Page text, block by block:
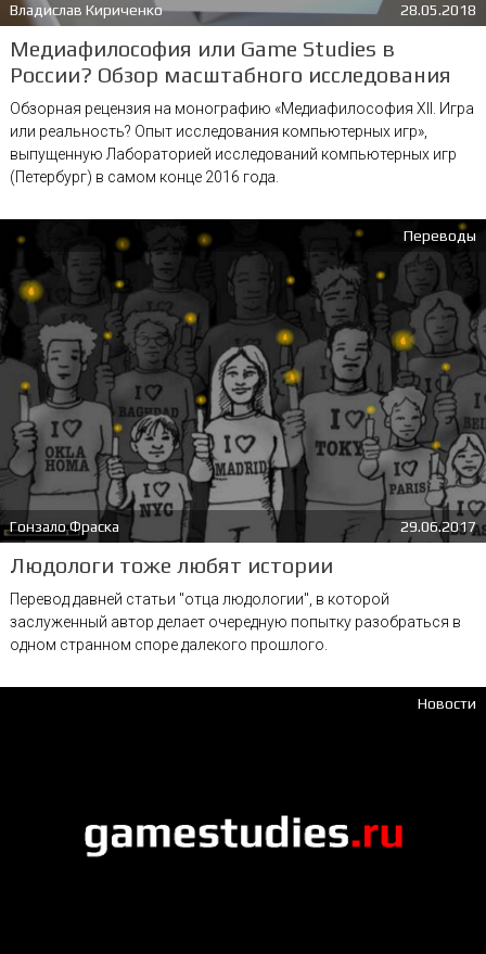
Владислав Кириченко 28.05.2018
Медиафилософия или Game Studies в
России? Обзор масштабного исследования
Обзорная рецензия на монографию «Медиафилософия XII. Игра
или реальность? Опыт исследования компьютерных игр»,
выпущенную Лабораторией исследований компьютерных игр
(Петербург) в самом конце 2016 года.
Переводы
Гонзало Фраска 29.06.2017
Людологи тоже любят истории
Перевод давней статьи "отца людологии", в которой
заслуженный автор делает очередную попытку разобраться в
одном странном споре далекого прошлого.
Новости